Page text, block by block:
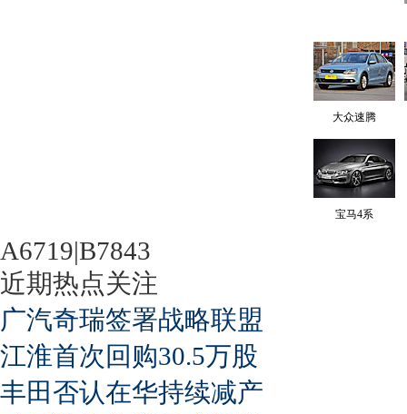
大众速腾
宝马4系
A6719|B7843
近期热点关注
广汽奇瑞签署战略联盟
江淮首次回购30.5万股
丰田否认在华持续减产